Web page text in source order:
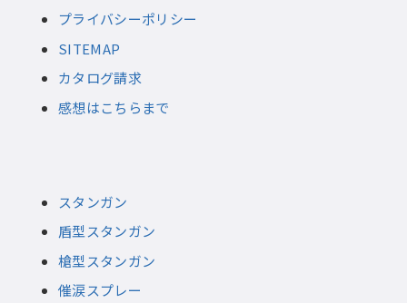
プライバシーポリシー
SITEMAP
カタログ請求
感想はこちらまで
スタンガン
盾型スタンガン
槍型スタンガン
催涙スプレー